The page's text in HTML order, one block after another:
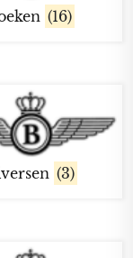
(16)
(3)